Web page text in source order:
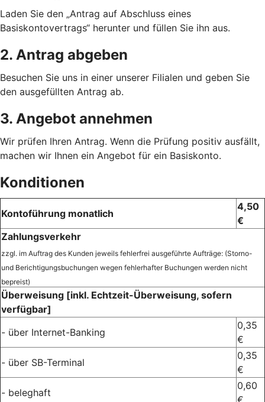
Laden Sie den „Antrag auf Abschluss eines
Basiskontovertrags“ herunter und füllen Sie ihn aus.
2. Antrag abgeben
Besuchen Sie uns in einer unserer Filialen und geben Sie
den ausgefüllten Antrag ab.
3. Angebot annehmen
Wir prüfen Ihren Antrag. Wenn die Prüfung positiv ausfällt,
machen wir Ihnen ein Angebot für ein Basiskonto.
Konditionen
Kontoführung monatlich
4,50
€
Zahlungsverkehr
zzgl. im Auftrag des Kunden jeweils fehlerfrei ausgeführte Aufträge: (Storno-
und Berichtigungsbuchungen wegen fehlerhafter Buchungen werden nicht
bepreist)
Überweisung [inkl. Echtzeit-Überweisung, sofern
verfügbar]
- über Internet-Banking
0,35
€
- über SB-Terminal
0,35
€
- beleghaft
0,60
€